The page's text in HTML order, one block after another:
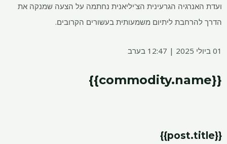
ועדת האנרגיה הגרעינית הצ'יליאנית נחתמה על הצעה שמנקה את
הדרך להרחבת ליתיום משמעותית בעשורים הקרובים.
01 ביולי 2025 | 12:47 בערב
{{commodity.name}}
{{post.title}}